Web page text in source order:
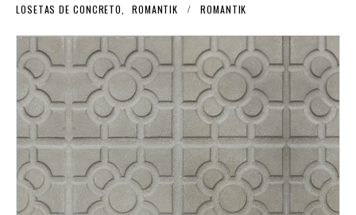
LOSETAS DE CONCRETO
ROMANTIK ROMANTIK